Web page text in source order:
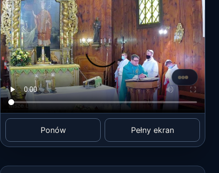
Ponawiamy
Ponów Pełny ekran